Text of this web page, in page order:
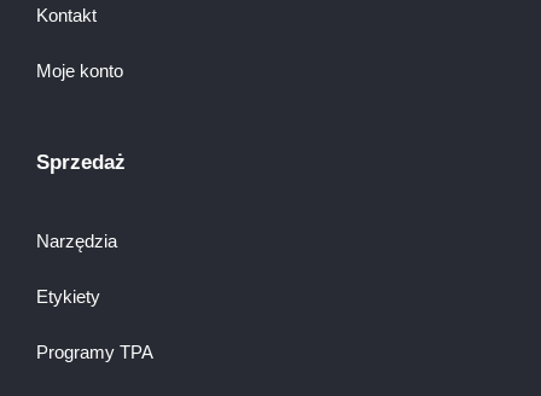
Kontakt
Moje konto
Sprzedaż
Narzędzia
Etykiety
Programy TPA